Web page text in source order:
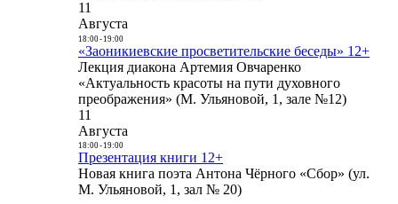
11
Августа
18:00- 19:00
«Заоникиевские просветительские беседы» 12+
Лекция диакона Артемия Овчаренко
«Актуальность красоты на пути духовного
преображения» (М. Ульяновой, 1, зале №12)
11
Августа
18:00- 19:00
Презентация книги 12+
Новая книга поэта Антона Чёрного «Сбор» (ул.
М. Ульяновой, 1, зал № 20)